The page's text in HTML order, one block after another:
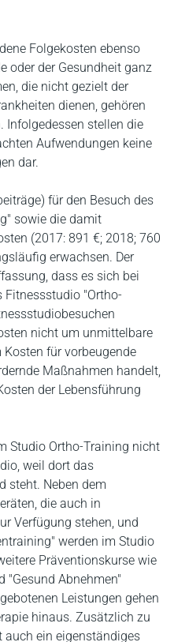
Folgekosten ebenso
oder der Gesundheit ganz
die nicht gezielt der
dienen, gehören
Infolgedessen stellen die
Aufwendungen keine
dar.
für den Besuch des
sowie die damit
(2017: 891 €; 2018; 760
erwachsen. Der
dass es sich bei
"Ortho-
nicht um unmittelbare
für vorbeugende
Maßnahmen handelt,
der Lebensführung
Studio Ortho-Training nicht
weil dort das
steht. Neben dem
die auch in
Verfügung stehen, und
werden im Studio
Präventionskurse wie
"Gesund Abnehmen"
Leistungen gehen
hinaus. Zusätzlich zu
auch ein eigenständiges